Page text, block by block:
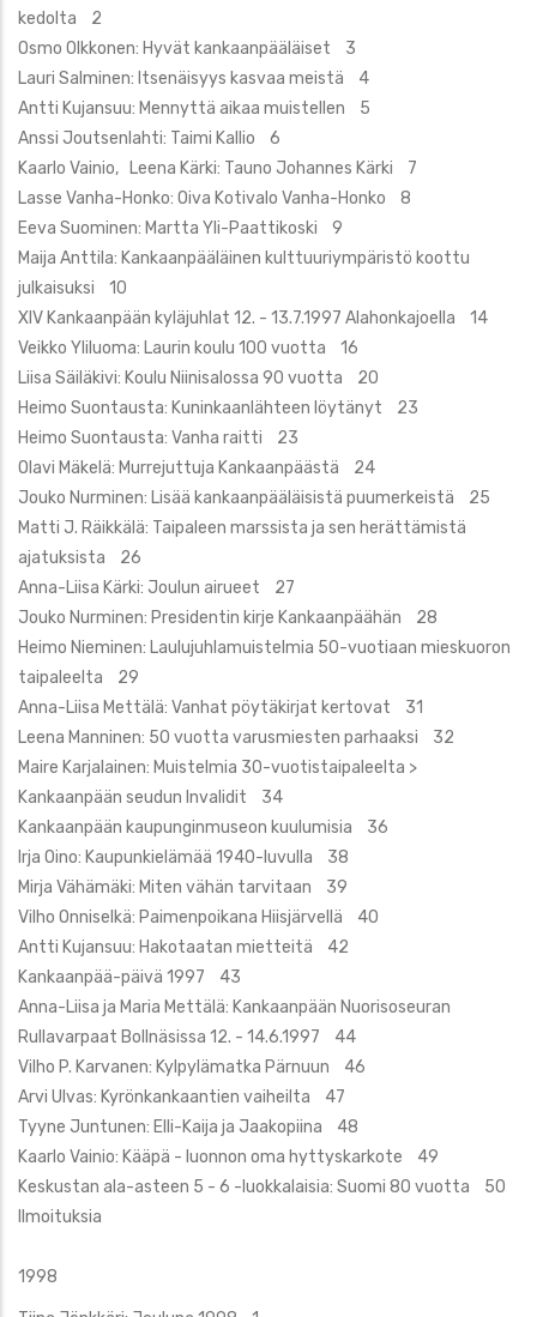
kedolta 2
Osmo Olkkonen: Hyvät kankaanpääläiset 3
Lauri Salminen: Itsenäisyys kasvaa meistä 4
Antti Kujansuu: Mennyttä aikaa muistellen 5
Anssi Joutsenlahti: Taimi Kallio 6
Kaarlo Vainio, Leena Kärki: Tauno Johannes Kärki 7
Lasse Vanha-Honko: Oiva Kotivalo Vanha-Honko 8
Eeva Suominen: Martta Yli-Paattikoski 9
Maija Anttila: Kankaanpääläinen kulttuuriympäristö koottu
julkaisuksi 10
XIV Kankaanpään kyläjuhlat 12. - 13.7.1997 Alahonkajoella 14
Veikko Yliluoma: Laurin koulu 100 vuotta 16
Liisa Säiläkivi: Koulu Niinisalossa 90 vuotta 20
Heimo Suontausta: Kuninkaanlähteen löytänyt 23
Heimo Suontausta: Vanha raitti 23
Olavi Mäkelä: Murrejuttuja Kankaanpäästä 24
Jouko Nurminen: Lisää kankaanpääläisistä puumerkeistä 25
Matti J. Räikkälä: Taipaleen marssista ja sen herättämistä
ajatuksista 26
Anna-Liisa Kärki: Joulun airueet 27
Jouko Nurminen: Presidentin kirje Kankaanpäähän 28
Heimo Nieminen: Laulujuhlamuistelmia 50-vuotiaan mieskuoron
taipaleelta 29
Anna-Liisa Mettälä: Vanhat pöytäkirjat kertovat 31
Leena Manninen: 50 vuotta varusmiesten parhaaksi 32
Maire Karjalainen: Muistelmia 30-vuotistaipaleelta >
Kankaanpään seudun Invalidit 34
Kankaanpään kaupunginmuseon kuulumisia 36
Irja Oino: Kaupunkielämää 1940-luvulla 38
Mirja Vähämäki: Miten vähän tarvitaan 39
Vilho Onniselkä: Paimenpoikana Hiisjärvellä 40
Antti Kujansuu: Hakotaatan mietteitä 42
Kankaanpää-päivä 1997 43
Anna-Liisa ja Maria Mettälä: Kankaanpään Nuorisoseuran
Rullavarpaat Bollnäsissa 12. - 14.6.1997 44
Vilho P. Karvanen: Kylpylämatka Pärnuun 46
Arvi Ulvas: Kyrönkankaantien vaiheilta 47
Tyyne Juntunen: Elli-Kaija ja Jaakopiina 48
Kaarlo Vainio: Kääpä - luonnon oma hyttyskarkote 49
Keskustan ala-asteen 5 - 6 -luokkalaisia: Suomi 80 vuotta 50
Ilmoituksia
1998